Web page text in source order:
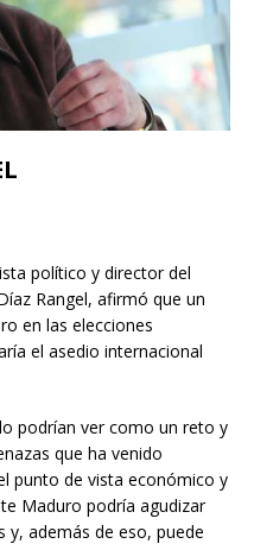
político y director del
Rangel, afirmó que un
en las elecciones
el asedio internacional
podrían ver como un reto y
que ha venido
punto de vista económico y
Maduro podría agudizar
y, además de eso, puede